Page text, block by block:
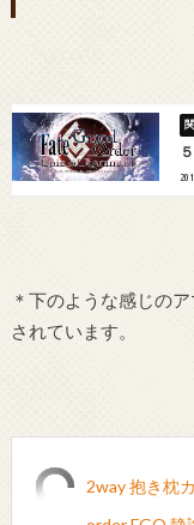
＊下のような感じの
されています。
2way 抱き枕